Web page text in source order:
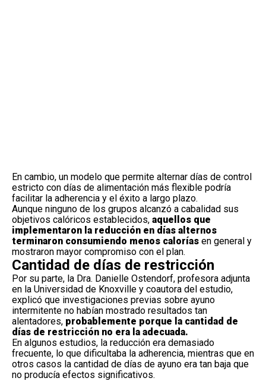
En cambio, un modelo que permite alternar días de control
estricto con días de alimentación más flexible podría
facilitar la adherencia y el éxito a largo plazo.
Aunque ninguno de los grupos alcanzó a cabalidad sus
objetivos calóricos establecidos, aquellos que
implementaron la reducción en días alternos
terminaron consumiendo menos calorías en general y
mostraron mayor compromiso con el plan.
Cantidad de días de restricción
Por su parte, la Dra. Danielle Ostendorf, profesora adjunta
en la Universidad de Knoxville y coautora del estudio,
explicó que investigaciones previas sobre ayuno
intermitente no habían mostrado resultados tan
alentadores, probablemente porque la cantidad de
días de restricción no era la adecuada.
En algunos estudios, la reducción era demasiado
frecuente, lo que dificultaba la adherencia, mientras que en
otros casos la cantidad de días de ayuno era tan baja que
no producía efectos significativos.